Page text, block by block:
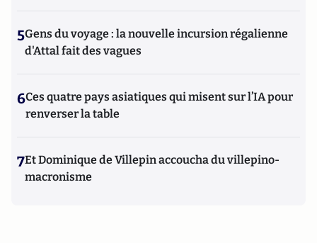
5Gens du voyage : la nouvelle incursion régalienne
d'Attal fait des vagues
6Ces quatre pays asiatiques qui misent sur l’IA pour
renverser la table
7Et Dominique de Villepin accoucha du villepino-
macronisme